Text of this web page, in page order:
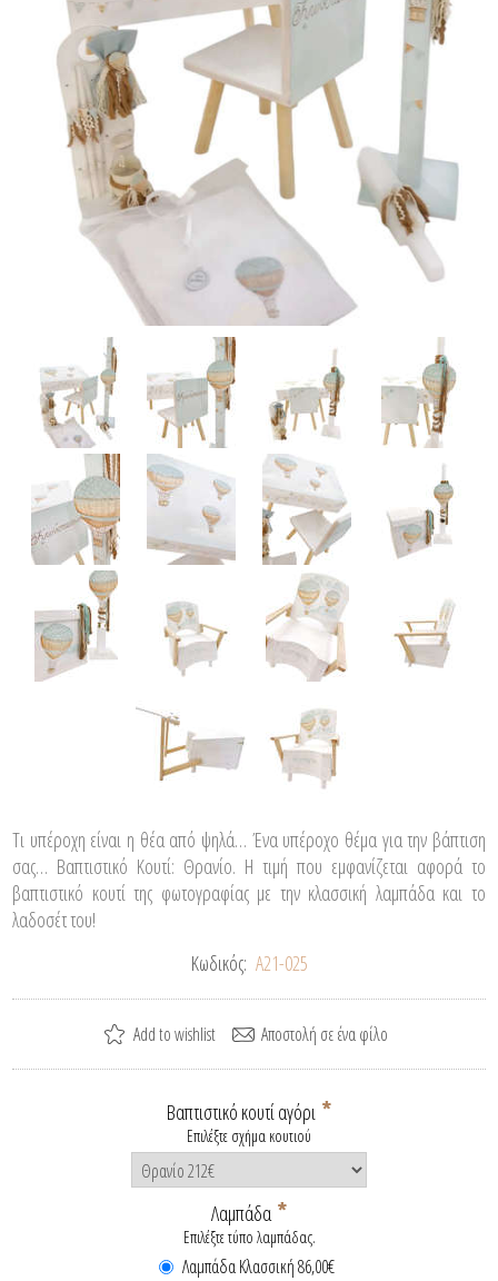
Τι υπέροχη είναι η θέα από ψηλά… Ένα υπέροχο θέμα για την βάπτιση
σας… Βαπτιστικό Κουτί: Θρανίο. Η τιμή που εμφανίζεται αφορά το
βαπτιστικό κουτί της φωτογραφίας με την κλασσική λαμπάδα και το
λαδοσέτ του!
Κωδικός: A21-025
Βαπτιστικό κουτί αγόρι *
Επιλέξτε σχήμα κουτιού
Λαμπάδα *
Επιλέξτε τύπο λαμπάδας.
Λαμπάδα Κλασσική 86,00€